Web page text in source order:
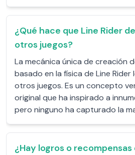
¿Qué hace que Line Rider
otros juegos?
La mecánica única de creación
basado en la física de Line Rider
otros juegos. Es un concepto
original que ha inspirado a
pero ninguno ha capturado la
¿Hay logros o recompensas